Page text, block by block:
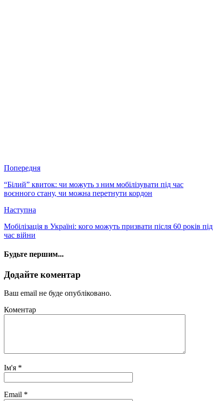
Попередня
“Білий” квиток: чи можуть з ним мобілізувати під час
воєнного стану, чи можна перетнути кордон
Наступна
Мобілізація в Україні: кого можуть призвати після 60 років під
час війни
Будьте першим...
Додайте коментар
Ваш email не буде опубліковано.
Коментар
Ім'я *
Email *